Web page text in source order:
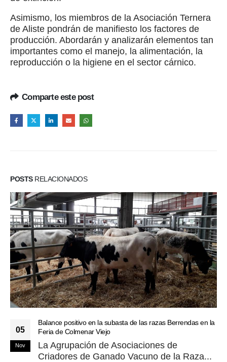
Asimismo, los miembros de la Asociación Ternera
de Aliste pondrán de manifiesto los factores de
producción. Abordarán y analizarán elementos tan
importantes como el manejo, la alimentación, la
reproducción o la higiene en el sector cárnico.
Comparte este post
POSTSRELACIONADOS
05
Nov
Balance positivo en la subasta de las razas Berrendas en la
Feria de Colmenar Viejo
La Agrupación de Asociaciones de
Criadores de Ganado Vacuno de la Raza...